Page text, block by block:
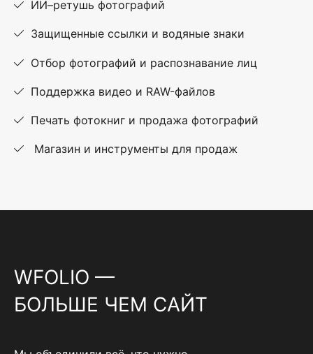
ИИ–ретушь фотографий
Защищенные ссылки и водяные знаки
Отбор фотографий и распознавание лиц
Поддержка видео и RAW-файлов
Печать фотокниг и продажа фотографий
Магазин и инструменты для продаж
WFOLIO —
БОЛЬШЕ ЧЕМ САЙТ